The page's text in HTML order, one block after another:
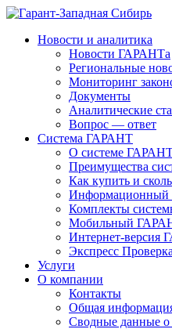
Новости и аналитика
Новости ГАРАНТа
Региональные
Мониторинг
Документы
Аналитические
Вопрос — ответ
Система ГАРАНТ
О системе
Преимущества
Как купить и
Информационный
Комплекты
Мобильный
Интернет-версия
Экспресс Проверка
Услуги
О компании
Контакты
Общая
Сводные данные о